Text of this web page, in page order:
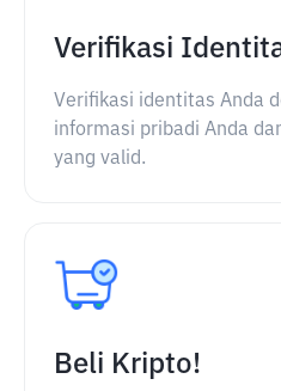
Verifikasi
Verifikasi identitas Anda
informasi pribadi Anda
yang valid.
Beli Kripto!